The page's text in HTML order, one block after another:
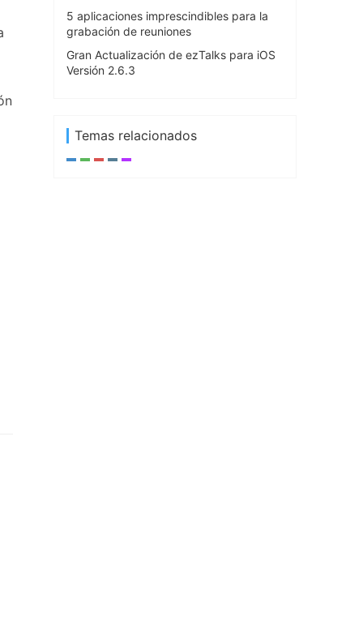
5 aplicaciones imprescindibles para la
grabación de reuniones
Gran Actualización de ezTalks para iOS
Versión 2.6.3
Temas relacionados